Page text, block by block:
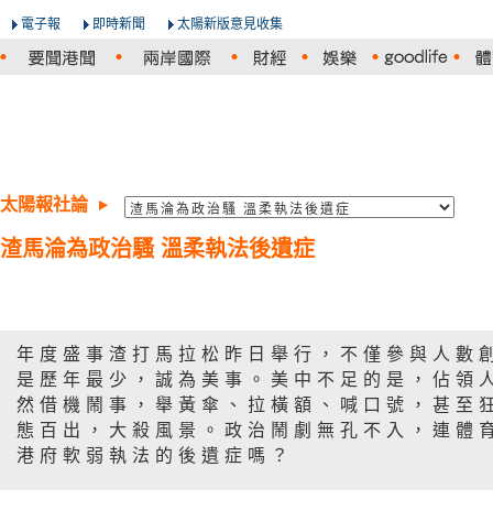
電子報 即時新聞 太陽新版意見收集
太陽報社論
渣馬淪為政治騷 溫柔執法後遺症
年度盛事渣打馬拉松昨日舉行，不僅參與人數
是歷年最少，誠為美事。美中不足的是，佔領
然借機鬧事，舉黃傘、拉橫額、喊口號，甚至
態百出，大殺風景。政治鬧劇無孔不入，連體
港府軟弱執法的後遺症嗎？